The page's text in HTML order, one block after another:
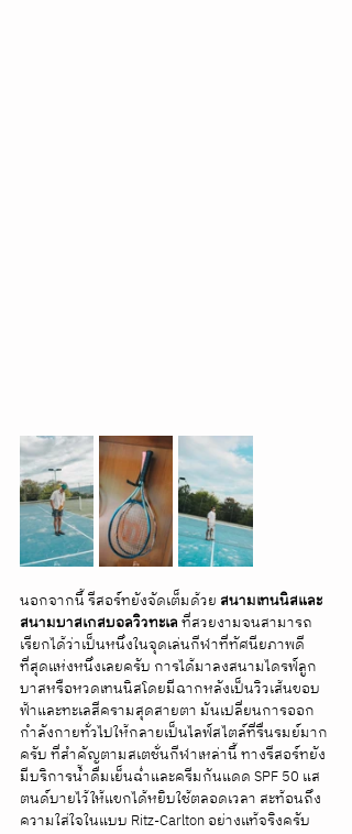
นอกจากนี้ รีสอร์ทยังจัดเต็มด้วย สนามเทนนิสและ
สนามบาสเกสบอลวิวทะเล ที่สวยงามจนสามารถ
เรียกได้ว่าเป็นหนึ่งในจุดเล่นกีฬาที่ทัศนียภาพดี
ที่สุดแห่งหนึ่งเลยครับ การได้มาลงสนามไดรฟ์ลูก
บาสหรือหวดเทนนิสโดยมีฉากหลังเป็นวิวเส้นขอบ
ฟ้าและทะเลสีครามสุดสายตา มันเปลี่ยนการออก
กำลังกายทั่วไปให้กลายเป็นไลฟ์สไตล์ที่รื่นรมย์มาก
ครับ ที่สำคัญตามสเตชั่นกีฬาเหล่านี้ ทางรีสอร์ทยัง
มีบริการน้ำดื่มเย็นฉ่ำและครีมกันแดด SPF 50 แส
ตนด์บายไว้ให้แขกได้หยิบใช้ตลอดเวลา สะท้อนถึง
ความใส่ใจในแบบ Ritz-Carlton อย่างแท้จริงครับ